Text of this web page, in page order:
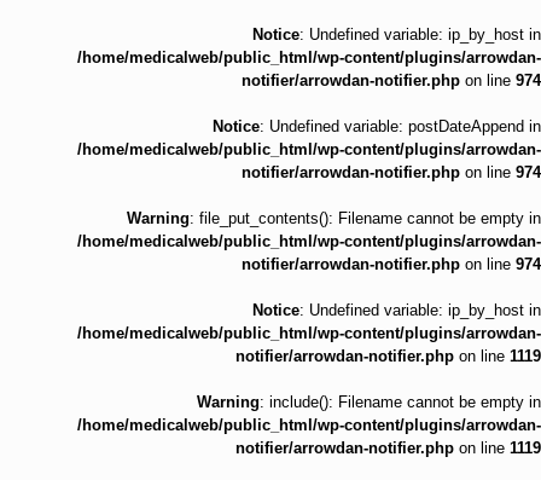
Notice: Undefined variable: ip_by_host in
/home/medicalweb/public_html/wp-content/plugins/arrowdan-
notifier/arrowdan-notifier.php on line 974
Notice: Undefined variable: postDateAppend in
/home/medicalweb/public_html/wp-content/plugins/arrowdan-
notifier/arrowdan-notifier.php on line 974
Warning: file_put_contents(): Filename cannot be empty in
/home/medicalweb/public_html/wp-content/plugins/arrowdan-
notifier/arrowdan-notifier.php on line 974
Notice: Undefined variable: ip_by_host in
/home/medicalweb/public_html/wp-content/plugins/arrowdan-
notifier/arrowdan-notifier.php on line 1119
Warning: include(): Filename cannot be empty in
/home/medicalweb/public_html/wp-content/plugins/arrowdan-
notifier/arrowdan-notifier.php on line 1119